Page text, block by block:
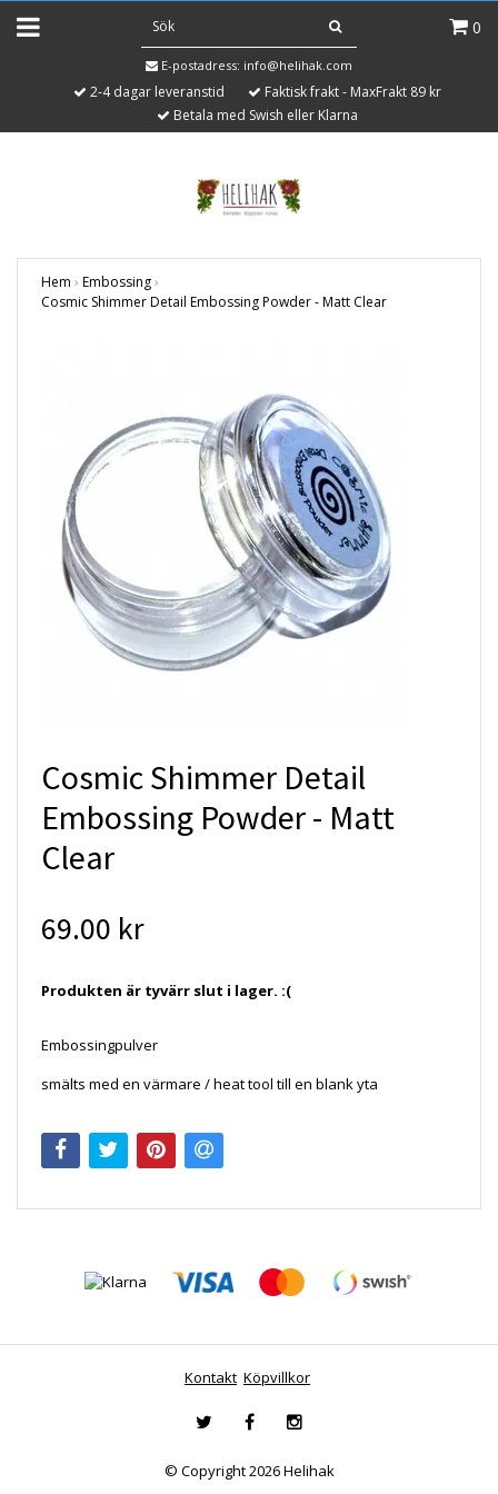
0
E-postadress: info@helihak.com
2-4 dagar leveranstid
Faktisk frakt - MaxFrakt 89 kr
Betala med Swish eller Klarna
Hem › Embossing›
Cosmic Shimmer Detail Embossing Powder - Matt Clear
Cosmic Shimmer Detail
Embossing Powder - Matt
Clear
69.00 kr
Produkten är tyvärr slut i lager. :(
Embossingpulver
smälts med en värmare / heat tool till en blank yta
Kontakt Köpvillkor
© Copyright 2026 Helihak